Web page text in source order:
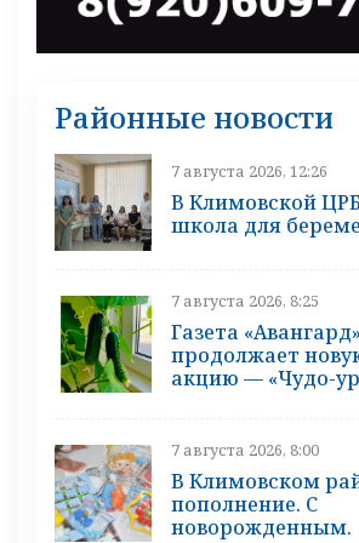
Районные новости
7 августа 2026, 12:26
В Климовской
школа для
7 августа 2026, 8:25
Газета «Авангард»
продолжает
акцию — «Чудо-
7 августа 2026, 8:00
В Климовском
пополнение. С
новорожденным.